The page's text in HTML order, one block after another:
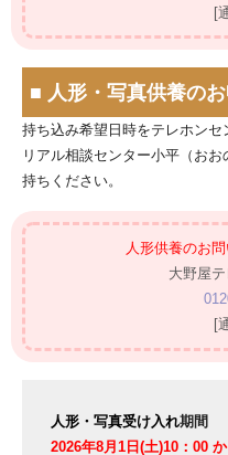
[
■ 人形・写真供養のお
持ち込み希望日時をテレホンセ
リアル相談センター小平 （お
持ちください。
人形供養のお
大野屋
[
人形・写真受け入れ期間
2026年8月1日(土)10：00